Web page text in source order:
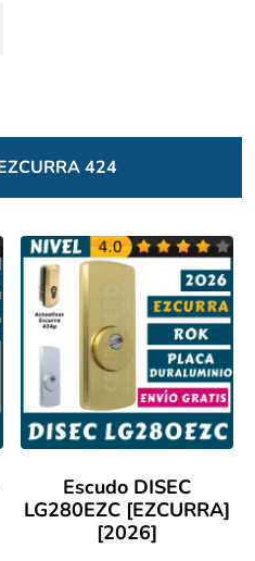
424
Escudo DISEC
LG280EZC [EZCURRA]
[2026]